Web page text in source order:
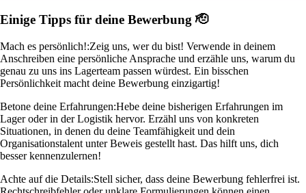
Einige Tipps für deine Bewerbung 🫡
Mach es persönlich!:Zeig uns, wer du bist! Verwende in deinem
Anschreiben eine persönliche Ansprache und erzähle uns, warum du
genau zu uns ins Lagerteam passen würdest. Ein bisschen
Persönlichkeit macht deine Bewerbung einzigartig!
Betone deine Erfahrungen:Hebe deine bisherigen Erfahrungen im
Lager oder in der Logistik hervor. Erzähl uns von konkreten
Situationen, in denen du deine Teamfähigkeit und dein
Organisationstalent unter Beweis gestellt hast. Das hilft uns, dich
besser kennenzulernen!
Achte auf die Details:Stell sicher, dass deine Bewerbung fehlerfrei ist.